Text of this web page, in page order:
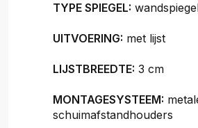
TYPE SPIEGEL:
UITVOERING: met lijst
LIJSTBREEDTE: 3 cm
MONTAGESYSTEEM:
schuimafstandhouders